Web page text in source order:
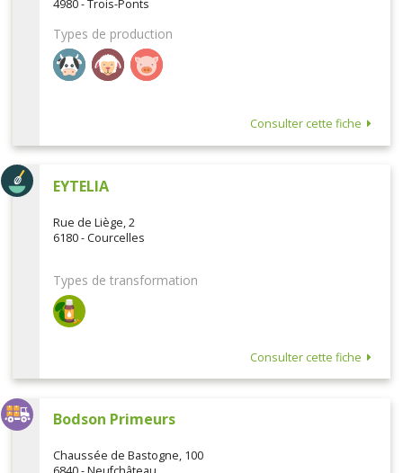
4980 - Trois-Ponts
Types de production
Consulter cette fiche
EYTELIA
Rue de Liège, 2
6180 - Courcelles
Types de transformation
Consulter cette fiche
Bodson Primeurs
Chaussée de Bastogne, 100